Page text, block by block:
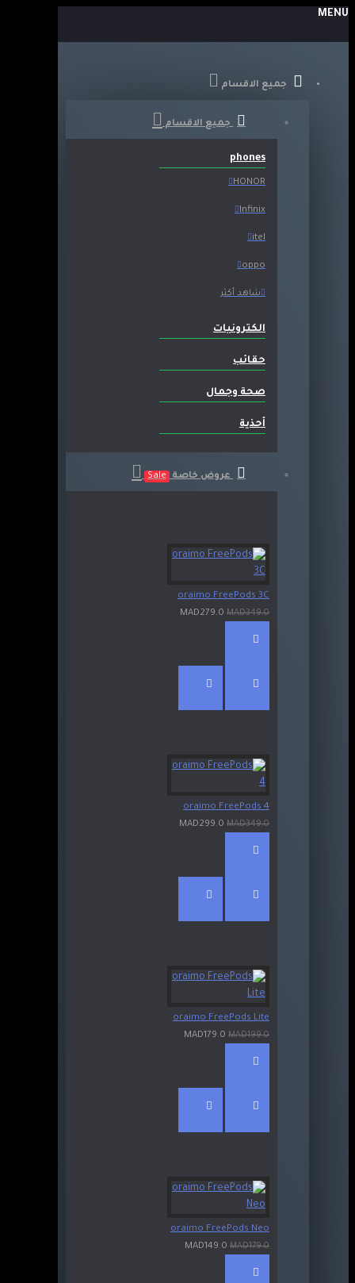
MENU
جميع الاقسام
جميع الاقسام
phones
HONOR
Infinix
itel
oppo
شاهد أكثر
الكترونيات
حقائب
صحة وجمال
أحذية
عروض خاصة Sale
oraimo FreePods 3C
MAD279.0 MAD349.0
oraimo FreePods 4
MAD299.0 MAD349.0
oraimo FreePods Lite
MAD179.0 MAD199.0
oraimo FreePods Neo
MAD149.0 MAD179.0